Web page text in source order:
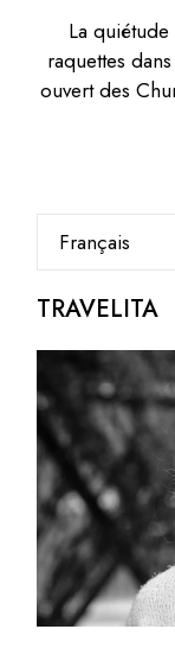
La
raquettes
ouvert des
une
TRAVELITA